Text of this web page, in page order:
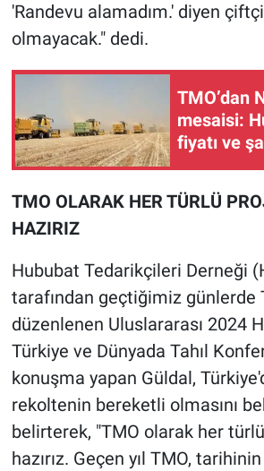
'Randevu alamadım.' diyen
olmayacak." dedi.
TMO’dan
mesaisi:
fiyatı ve
oldu!
TMO OLARAK HER TÜRLÜ
HAZIRIZ
Hububat Tedarikçileri Derneği
tarafından geçtiğimiz günlerde
düzenlenen Uluslararası 2024
Türkiye ve Dünyada Tahıl
konuşma yapan Güldal,
rekoltenin bereketli olmasını
belirterek, "TMO olarak her
hazırız. Geçen yıl TMO,